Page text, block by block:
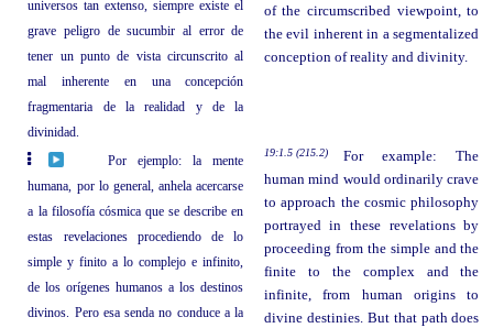
universos tan extenso, siempre existe el
grave peligro de sucumbir al error de
tener un punto de vista circunscrito al
mal inherente en una concepción
fragmentaria de la realidad y de la
divinidad.
of the circumscribed viewpoint, to
the evil inherent in a segmentalized
conception of reality and divinity.
Por ejemplo: la mente
humana, por lo general, anhela acercarse
a la filosofía cósmica que se describe en
estas revelaciones procediendo de lo
simple y finito a lo complejo e infinito,
de los orígenes humanos a los destinos
divinos. Pero esa senda no conduce a la
19:1.5 (215.2)
For example: The
human mind would ordinarily crave
to approach the cosmic philosophy
portrayed in these revelations by
proceeding from the simple and the
finite to the complex and the
infinite, from human origins to
divine destinies. But that path does